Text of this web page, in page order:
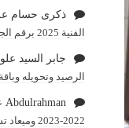
ذكرى حسام
الفنية 2025 برقم الجلوس والاسم
جابر السيد
الرصيد وتحويله
Abdulrahman
2022-2023 وميعاد تسليمه للطلاب ومحتوياته